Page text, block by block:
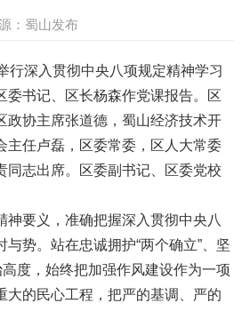
：蜀山发布
深入贯彻中央八项规定精神学习
委书记、区长杨森作党课报告。区
政协主席张道德，蜀山经济技术开
主任卢磊，区委常委，区人大常委
同志出席。区委副书记、区委党校
要义，准确把握深入贯彻中央八
势。站在忠诚拥护“两个确立”、坚
高度，始终把加强作风建设作为一项
大的民心工程，把严的基调、严的